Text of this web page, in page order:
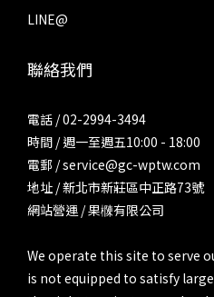
LINE@
聯絡我們
電話 / 02-2994-3494
時間 / 週一至週五10:00 - 18:00
電郵 / service@gc-wptw.com
地址 / 新北市新莊區中正路73號
網站營運 / 果樄有限公司
We operate this site to serve
is not equipped to satisfy